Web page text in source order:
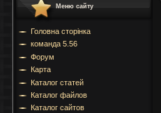
Меню сайту
Головна сторінка
команда 5.56
Форум
Карта
Каталог статей
Каталог файлов
Каталог сайтов